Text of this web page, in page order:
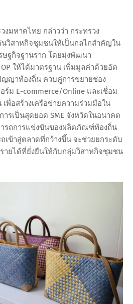
งมหาดไทย กล่าวว่า กระทรวง
วิสาหกิจชุมชนให้เป็นกลไกสำคัญใน
ษฐกิจฐานราก โดยมุ่งพัฒนา
ให้ได้มาตรฐาน เพิ่มมูลค่าด้วยอัต
ญาท้องถิ่น ควบคู่การขยายช่อง
ม E-commerce/Online และเชื่อม
พื่อสร้างเครือข่ายความร่วมมือใน
รเป็นสุดยอด SME จังหวัดในอนาคต
รถการแข่งขันของผลิตภัณฑ์ท้องถิ่น
เข้าสู่ตลาดที่กว้างขึ้น จะช่วยยกระดับ
ยได้ที่ยั่งยืนให้กับกลุ่มวิสาหกิจชุมชน